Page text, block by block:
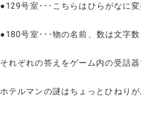
●129号室･･･こちらはひらがなに
●180号室･･･物の名前、数は文字
それぞれの答えをゲーム内の受話
ホテルマンの謎はちょっとひねり